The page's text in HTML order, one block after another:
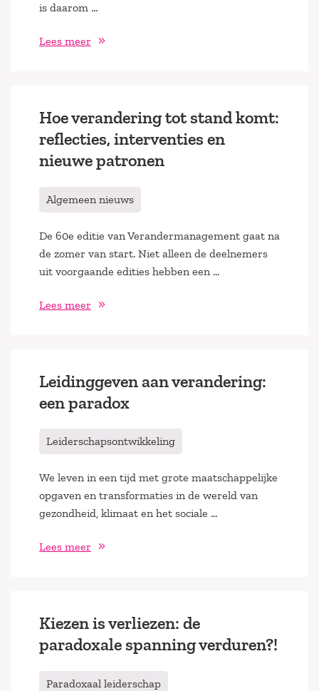
is daarom …
Lees meer
Hoe verandering tot stand komt:
reflecties, interventies en
nieuwe patronen
Algemeen nieuws
De 60e editie van Verandermanagement gaat na
de zomer van start. Niet alleen de deelnemers
uit voorgaande edities hebben een …
Lees meer
Leidinggeven aan verandering:
een paradox
Leiderschapsontwikkeling
We leven in een tijd met grote maatschappelijke
opgaven en transformaties in de wereld van
gezondheid, klimaat en het sociale …
Lees meer
Kiezen is verliezen: de
paradoxale spanning verduren?!
Paradoxaal leiderschap